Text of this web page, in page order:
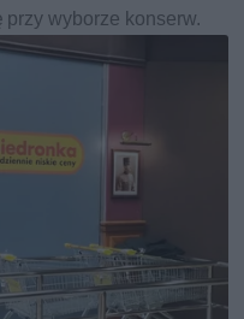
wyborze konserw.